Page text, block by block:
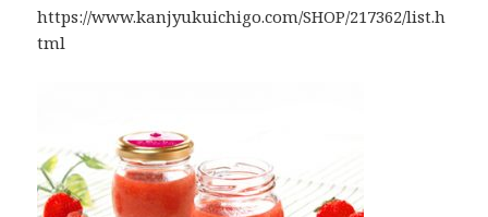
https://www.kanjyukuichigo.com/SHOP/217362/list.h
tml